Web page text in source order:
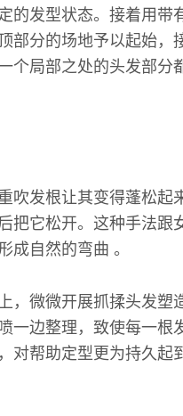
的发型状态。接着用带
部分的场地予以起始，
个局部之处的头发部分
吹发根让其变得蓬松起
把它松开。这种手法跟
成自然的弯曲 。
，微微开展抓揉头发塑
一边整理，致使每一根
对帮助定型更为持久起